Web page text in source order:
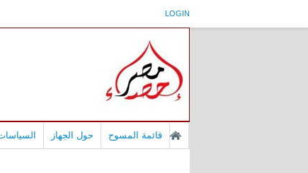
LOGIN
قائمة المسوح حول الجهاز